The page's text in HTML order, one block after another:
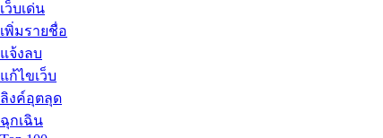
เว็บเด่น
เพิ่มรายชื่อ
แจ้งลบ
แก้ไขเว็บ
ลิงค์อุตลุด
ฉุกเฉิน